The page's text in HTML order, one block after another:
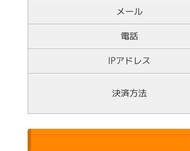
メール
電話
IPアドレス
決済方法